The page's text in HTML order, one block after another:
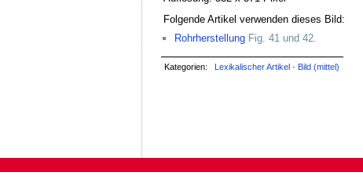
Folgende Artikel verwenden dieses Bild:
Rohrherstellung Fig. 41 und 42.
Kategorien: Lexikalischer Artikel · Bild (mittel)